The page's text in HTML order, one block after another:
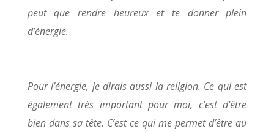
peut que rendre heureux et te donner plein
d’énergie.
Pour l’énergie, je dirais aussi la religion. Ce qui est
également très important pour moi, c’est d’être
bien dans sa tête. C’est ce qui me permet d’être au